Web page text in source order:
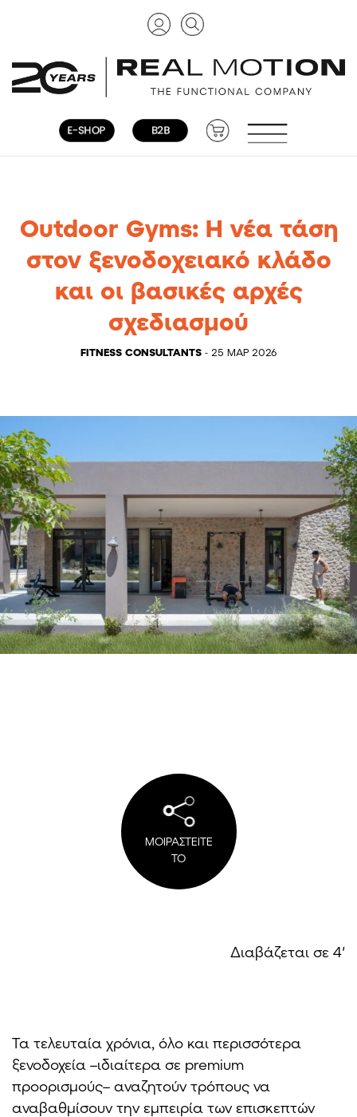
Outdoor Gyms: Η νέα τάση
στον ξενοδοχειακό κλάδο
και οι βασικές αρχές
σχεδιασμού
FITNESS CONSULTANTS - 25 ΜΑΡ 2026
ΜΟΙΡΑΣΤΕΙΤΕ
ΤΟ
Διαβάζεται σε 4′
Τα τελευταία χρόνια, όλο και περισσότερα
ξενοδοχεία –ιδιαίτερα σε premium
προορισμούς– αναζητούν τρόπους να
αναβαθμίσουν την εμπειρία των επισκεπτών